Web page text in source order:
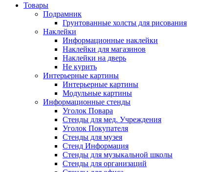
Товары
Подрамник
Грунтованные холсты для рисования
Наклейки
Информационные наклейки
Наклейки для магазинов
Наклейки на дверь
Не курить
Интерьерные картины
Интерьерные картины
Модульные картины
Информационные стенды
Уголок Повара
Стенды для мед. Учреждения
Уголок Покупателя
Стенды для музея
Стенд Информация
Стенды для музыкальной школы
Стенды для организаций